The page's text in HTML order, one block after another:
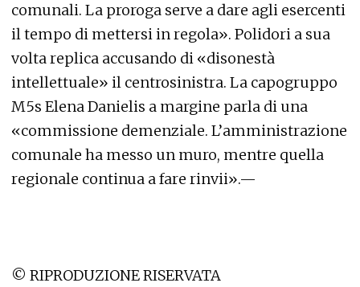
comunali. La proroga serve a dare agli esercenti
il tempo di mettersi in regola». Polidori a sua
volta replica accusando di «disonestà
intellettuale» il centrosinistra. La capogruppo
M5s Elena Danielis a margine parla di una
«commissione demenziale. L’amministrazione
comunale ha messo un muro, mentre quella
regionale continua a fare rinvii».—
© RIPRODUZIONE RISERVATA